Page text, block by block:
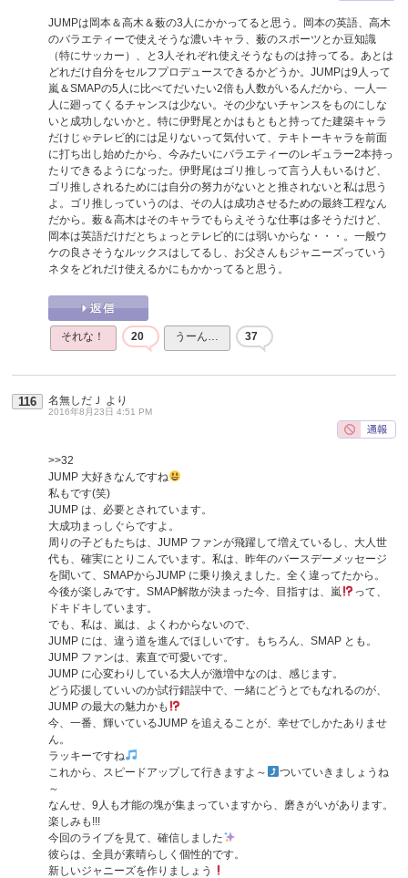
JUMPは岡本＆高木＆薮の3人にかかってると思う。岡本の英語、高木
のバラエティーで使えそうな濃いキャラ、薮のスポーツとか豆知識
（特にサッカー）、と3人それぞれ使えそうなものは持ってる。あとは
どれだけ自分をセルフプロデュースできるかどうか。JUMPは9人って
嵐＆SMAPの5人に比べてだいたい2倍も人数がいるんだから、一人一
人に廻ってくるチャンスは少ない。その少ないチャンスをものにしな
いと成功しないかと。特に伊野尾とかはもともと持ってた建築キャラ
だけじゃテレビ的には足りないって気付いて、テキトーキャラを前面
に打ち出し始めたから、今みたいにバラエティーのレギュラー2本持っ
たりできるようになった。伊野尾はゴリ推しって言う人もいるけど、
ゴリ推しされるためには自分の努力がないとと推されないと私は思う
よ。ゴリ推しっていうのは、その人は成功させるための最終工程なん
だから。薮＆高木はそのキャラでもらえそうな仕事は多そうだけど、
岡本は英語だけだとちょっとテレビ的には弱いからな・・・。一般ウ
ケの良さそうなルックスはしてるし、お父さんもジャニーズっていう
ネタをどれだけ使えるかにもかかってると思う。
それな！ 20 うーん… 37
116 名無しだＪ より
2016年8月23日 4:51 PM
>>32
JUMP 大好きなんですね
私もです(笑)
JUMP は、必要とされています。
大成功まっしぐらですよ。
周りの子どもたちは、JUMP ファンが飛躍して増えているし、大人世
代も、確実にとりこんでいます。私は、昨年のバースデーメッセージ
を聞いて、SMAPからJUMP に乗り換えました。全く違ってたから。
今後が楽しみです。SMAP解散が決まった今、目指すは、嵐
って、
ドキドキしています。
でも、私は、嵐は、よくわからないので、
JUMP には、違う道を進んでほしいです。もちろん、SMAP とも。
JUMP ファンは、素直で可愛いです。
JUMP に心変わりしている大人が激増中なのは、感じます。
どう応援していいのか試行錯誤中で、一緒にどうとでもなれるのが、
JUMP の最大の魅力かも
今、一番、輝いているJUMP を追えることが、幸せでしかたありませ
ん。
ラッキーですね
これから、スピードアップして行きますよ～
ついていきましょうね
～
なんせ、9人も才能の塊が集まっていますから、磨きがいがあります。
楽しみも!!!
今回のライブを見て、確信しました
彼らは、全員が素晴らしく個性的です。
新しいジャニーズを作りましょう